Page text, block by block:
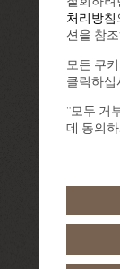
처리방침
션을 참
모든 쿠
클릭하십
"모두 거
데 동의